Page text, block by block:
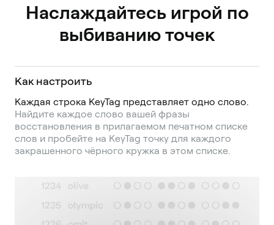
Наслаждайтесь игрой по
выбиванию точек
Как настроить
Каждая строка KeyTag представляет одно слово.
Найдите каждое слово вашей фразы
восстановления в прилагаемом печатном списке
слов и пробейте на KeyTag точку для каждого
закрашенного чёрного кружка в этом списке.